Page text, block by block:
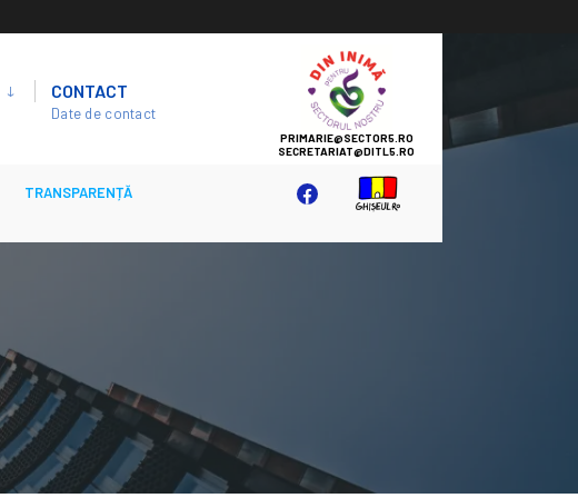
CONTACT
Date de contact
SECTOR
5
TRANSPARENȚĂ